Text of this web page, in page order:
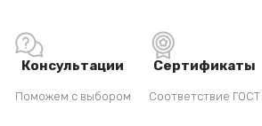
Консультации
Поможем с выбором
Сертификаты
Соответствие ГОСТ